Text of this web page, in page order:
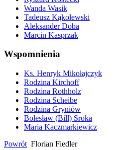
Wanda Wasik
Tadeusz Kąkolewski
Aleksander Doba
Marcin Kasprzak
Wspomnienia
Ks. Henryk Mikołajczyk
Rodzina Kirchoff
Rodzina Rothholz
Rodzina Scheibe
Rodzina Gryniów
Bolesław (Bill) Sroka
Maria Kaczmarkiewicz
Powrót Florian Fiedler